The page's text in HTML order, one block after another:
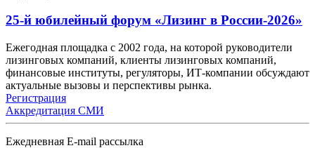
25-й юбилейный форум «Лизинг в России-2026»
Ежегодная площадка с 2002 года, на которой руководители
лизинговых компаний, клиенты лизинговых компаний,
финансовые институты, регуляторы, ИТ-компании обсуждают
актуальные вызовы и перспективы рынка.
Регистрация
Аккредитация СМИ
Ежедневная E-mail рассылка